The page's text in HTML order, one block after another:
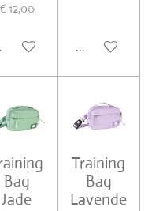
12,00
winkelwagenIn
Bag
Jade
Training
Bag
Lavende